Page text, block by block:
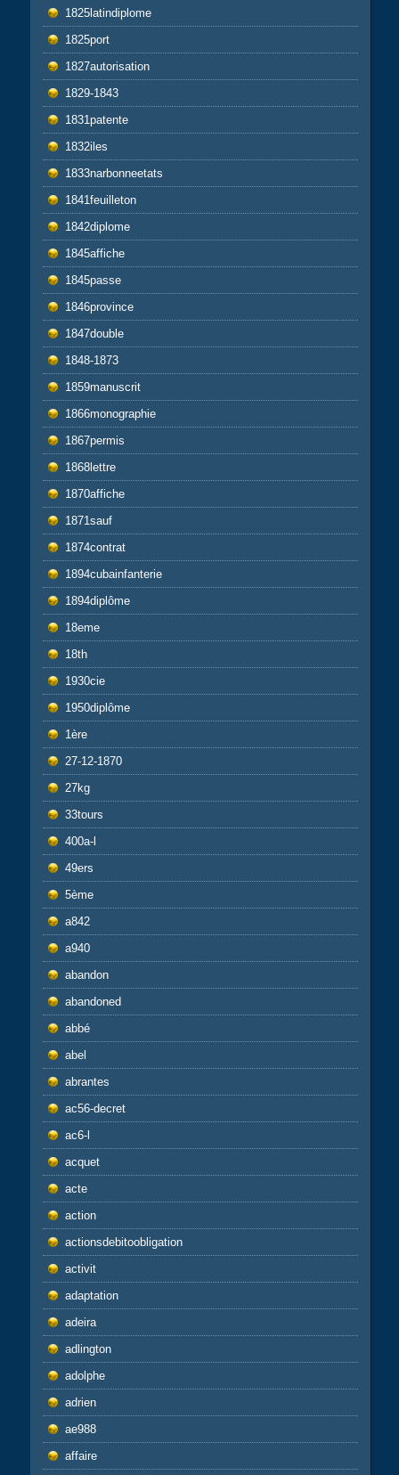
1825latindiplome
1825port
1827autorisation
1829-1843
1831patente
1832iles
1833narbonneetats
1841feuilleton
1842diplome
1845affiche
1845passe
1846province
1847double
1848-1873
1859manuscrit
1866monographie
1867permis
1868lettre
1870affiche
1871sauf
1874contrat
1894cubainfanterie
1894diplôme
18eme
18th
1930cie
1950diplôme
1ère
27-12-1870
27kg
33tours
400a-l
49ers
5ème
a842
a940
abandon
abandoned
abbé
abel
abrantes
ac56-decret
ac6-l
acquet
acte
action
actionsdebitoobligation
activit
adaptation
adeira
adlington
adolphe
adrien
ae988
affaire